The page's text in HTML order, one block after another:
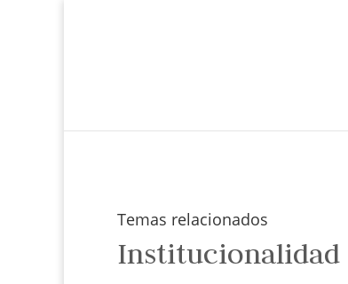
Temas relacionados
Institucionalidad